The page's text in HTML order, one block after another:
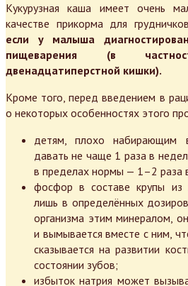
Кукурузная каша имеет очень
качестве прикорма для
если у малыша
пищеварения (в
двенадцатиперстной кишки).
Кроме того, перед введением в
о некоторых особенностях этого
детям, плохо набирающим
давать не чаще 1 раза в
в пределах нормы — 1–2 раза
фосфор в составе крупы из
лишь в определённых
организма этим минералом,
и вымывается вместе с ним,
сказывается на развитии
состоянии зубов;
избыток натрия может